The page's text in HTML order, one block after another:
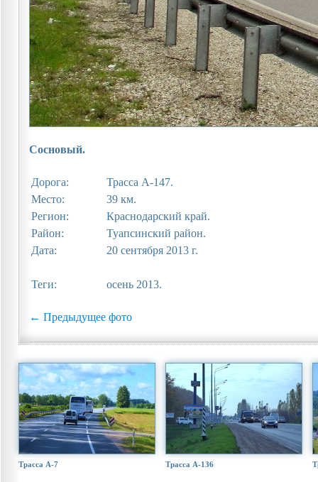
Сосновый.
Дорога:
Трасса А-147.
Место:
39 км.
Регион:
Краснодарский край.
Район:
Туапсинский район.
Дата:
20 сентября 2013 г.
Теги: осень 2013.
← Предыдущее фото
Трасса А-7 Трасса А-136